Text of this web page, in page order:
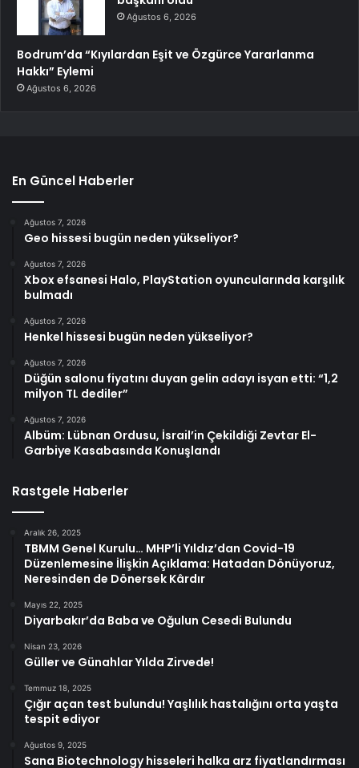
Ağustos 6, 2026
Bodrum’da “Kıyılardan Eşit ve Özgürce Yararlanma
Hakkı” Eylemi
Ağustos 6, 2026
En Güncel Haberler
Ağustos 7, 2026
Geo hissesi bugün neden yükseliyor?
Ağustos 7, 2026
Xbox efsanesi Halo, PlayStation oyuncularında karşılık
bulmadı
Ağustos 7, 2026
Henkel hissesi bugün neden yükseliyor?
Ağustos 7, 2026
Düğün salonu fiyatını duyan gelin adayı isyan etti: “1,2
milyon TL dediler”
Ağustos 7, 2026
Albüm: Lübnan Ordusu, İsrail’in Çekildiği Zevtar El-
Garbiye Kasabasında Konuşlandı
Rastgele Haberler
Aralık 26, 2025
TBMM Genel Kurulu… MHP’li Yıldız’dan Covid-19
Düzenlemesine İlişkin Açıklama: Hatadan Dönüyoruz,
Neresinden de Dönersek Kârdır
Mayıs 22, 2025
Diyarbakır’da Baba ve Oğulun Cesedi Bulundu
Nisan 23, 2026
Güller ve Günahlar Yılda Zirvede!
Temmuz 18, 2025
Çığır açan test bulundu! Yaşlılık hastalığını orta yaşta
tespit ediyor
Ağustos 9, 2025
Sana Biotechnology hisseleri halka arz fiyatlandırması